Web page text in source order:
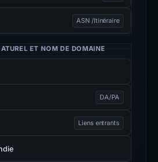
ASN /Itinéraire
ET NOM DE DOMAINE
DA/PA
Liens entrants